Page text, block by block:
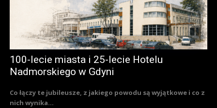
100-lecie miasta i 25-lecie Hotelu
Nadmorskiego w Gdyni
Co łączy te jubileusze, z jakiego powodu są wyjątkowe i co z
nich wynika...